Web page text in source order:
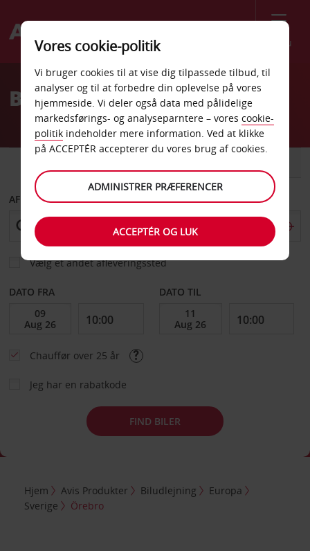
Menu
Welcome
AvisBilleje Örebro
AFHENT FRA
Vælg et andet afleveringssted
DATO FRA DATO TIL
Chauffør over 25 år
Jeg har en rabatkode
FIND BILER
Hjem Avis Produkter Biludlejning
Europa
Sverige
Örebro
Vores cookie-politik
Vi bruger cookies til at vise dig tilpassede tilbud, til
analyser og til at forbedre din oplevelse på vores
hjemmeside. Vi deler også data med pålidelige
markedsførings- og analyseparntere – vores cookie-
politik indeholder mere information. Ved at klikke
på ACCEPTÉR accepterer du vores brug af cookies.
ADMINISTRER PRÆFERENCER
ACCEPTÉR OG LUK